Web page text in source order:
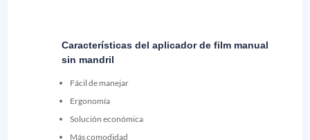
Características del aplicador de film manual
sin mandril
Fácil de manejar
Ergonomía
Solución económica
Más comodidad